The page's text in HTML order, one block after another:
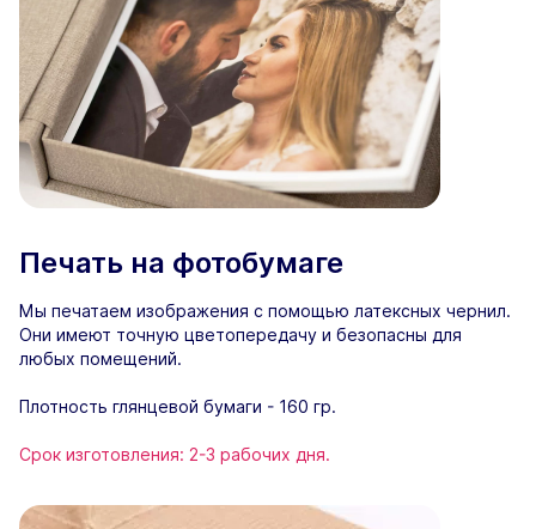
Печать на фотобумаге
Мы печатаем изображения с помощью латексных чернил.
Они имеют точную цветопередачу и безопасны для
любых помещений.
Плотность глянцевой бумаги - 160 гр.
Срок изготовления: 2-3 рабочих дня.